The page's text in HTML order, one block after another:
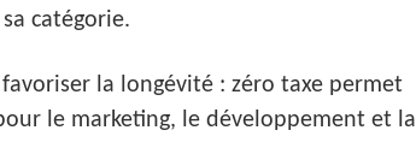
catégorie.
la longévité : zéro taxe permet
le marketing, le développement et la